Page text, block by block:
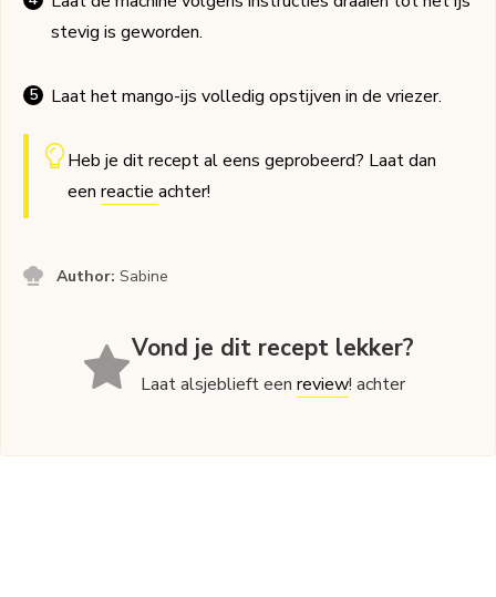
stevig is geworden.
Laat het mango-ijs volledig opstijven in de vriezer.
Heb je dit recept al eens geprobeerd? Laat dan
een reactie achter!
Author:Sabine
Vond je dit recept lekker?
Laat alsjeblieft eenreview! achter